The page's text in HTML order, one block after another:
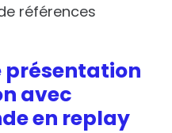
références
présentation
avec
en replay